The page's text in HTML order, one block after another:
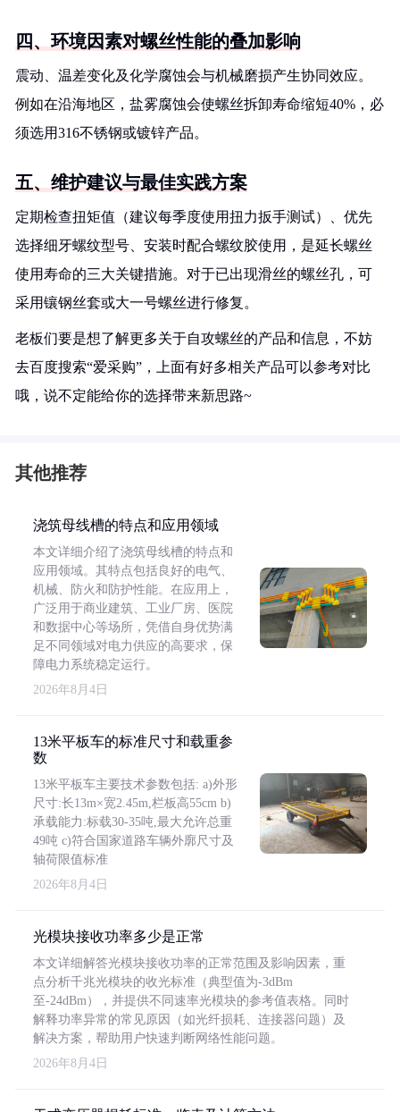
四、环境因素对螺丝性能的叠加影响
震动、温差变化及化学腐蚀会与机械磨损产生协同效应。
例如在沿海地区，盐雾腐蚀会使螺丝拆卸寿命缩短40%，必
须选用316不锈钢或镀锌产品。
五、维护建议与最佳实践方案
定期检查扭矩值（建议每季度使用扭力扳手测试）、优先
选择细牙螺纹型号、安装时配合螺纹胶使用，是延长螺丝
使用寿命的三大关键措施。对于已出现滑丝的螺丝孔，可
采用镶钢丝套或大一号螺丝进行修复。
老板们要是想了解更多关于自攻螺丝的产品和信息，不妨
去百度搜索“爱采购”，上面有好多相关产品可以参考对比
哦，说不定能给你的选择带来新思路~
其他推荐
浇筑母线槽的特点和应用领域
本文详细介绍了浇筑母线槽的特点和
应用领域。其特点包括良好的电气、
机械、防火和防护性能。在应用上，
广泛用于商业建筑、工业厂房、医院
和数据中心等场所，凭借自身优势满
足不同领域对电力供应的高要求，保
障电力系统稳定运行。
2026年8月4日
13米平板车的标准尺寸和载重参
数
13米平板车主要技术参数包括: a)外形
尺寸:长13m×宽2.45m,栏板高55cm b)
承载能力:标载30-35吨,最大允许总重
49吨 c)符合国家道路车辆外廓尺寸及
轴荷限值标准
2026年8月4日
光模块接收功率多少是正常
本文详细解答光模块接收功率的正常范围及影响因素，重
点分析千兆光模块的收光标准（典型值为-3dBm
至-24dBm），并提供不同速率光模块的参考值表格。同时
解释功率异常的常见原因（如光纤损耗、连接器问题）及
解决方案，帮助用户快速判断网络性能问题。
2026年8月4日